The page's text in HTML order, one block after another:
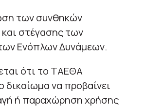
των συνθηκών
στέγασης των
Ενόπλων Δυνάμεων.
ότι το ΤΑΕΘΑ
δικαίωμα να προβαίνει
ή παραχώρηση χρήσης